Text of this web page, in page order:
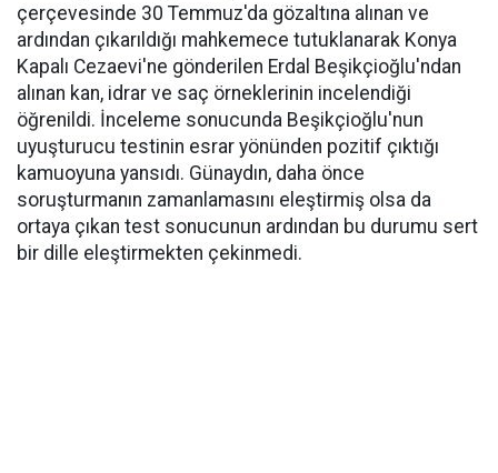
çerçevesinde 30 Temmuz'da gözaltına alınan ve
ardından çıkarıldığı mahkemece tutuklanarak Konya
Kapalı Cezaevi'ne gönderilen Erdal Beşikçioğlu'ndan
alınan kan, idrar ve saç örneklerinin incelendiği
öğrenildi. İnceleme sonucunda Beşikçioğlu'nun
uyuşturucu testinin esrar yönünden pozitif çıktığı
kamuoyuna yansıdı. Günaydın, daha önce
soruşturmanın zamanlamasını eleştirmiş olsa da
ortaya çıkan test sonucunun ardından bu durumu sert
bir dille eleştirmekten çekinmedi.